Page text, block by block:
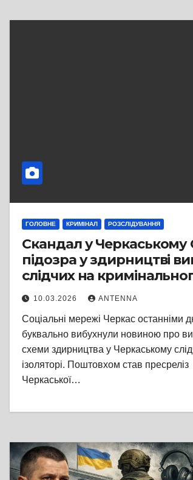
ГОЛОВНЕ КРИМІНАЛ РОЗСЛІДУВАННЯ
Скандал у Черкаському
підозра у здирництві
слідчих на
авторитета з гучною
біографією
10.03.2026 ANTENNA
Соціальні мережі Черкас останніми
буквально вибухнули новиною про
схеми здирництва у Черкаському
ізоляторі. Поштовхом став пресреліз
Черкаської…